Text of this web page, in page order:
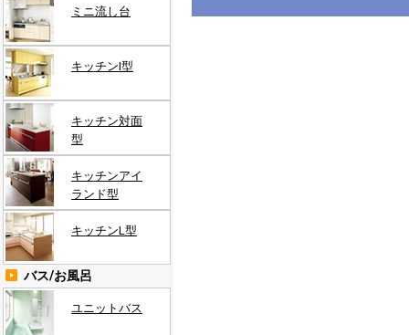
ミニ流し台
キッチンI型
キッチン対面
型
キッチンアイ
ランド型
キッチンL型
バス/お風呂
ユニットバス